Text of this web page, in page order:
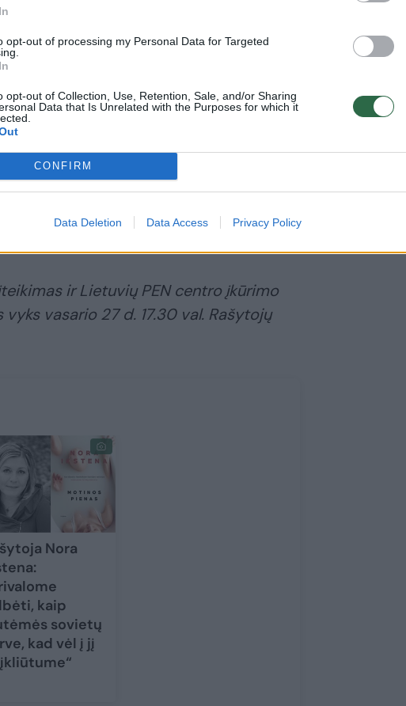
opt-out of processing my Personal Data for Targeted
opt-out of Collection, Use, Retention, Sale, and/or Sharing
Data that Is Unrelated with the Purposes for which it
CONFIRM
Data Deletion Data Access Privacy Policy
Henry Millerio, Josepho
Barneso kūriniai, įvairiems
pjesių.
Lietuvos režisierių K. Vildžiūno, Š.
ministerijos įsteigta Metų vertėjo krėslo
geriausią pastarųjų vienerių metų
vertimą.
ir Lietuvių PEN centro įkūrimo
vasario 27 d. 17.30 val. Rašytojų
Nora
kaip
sovietų
kad vėl į jį